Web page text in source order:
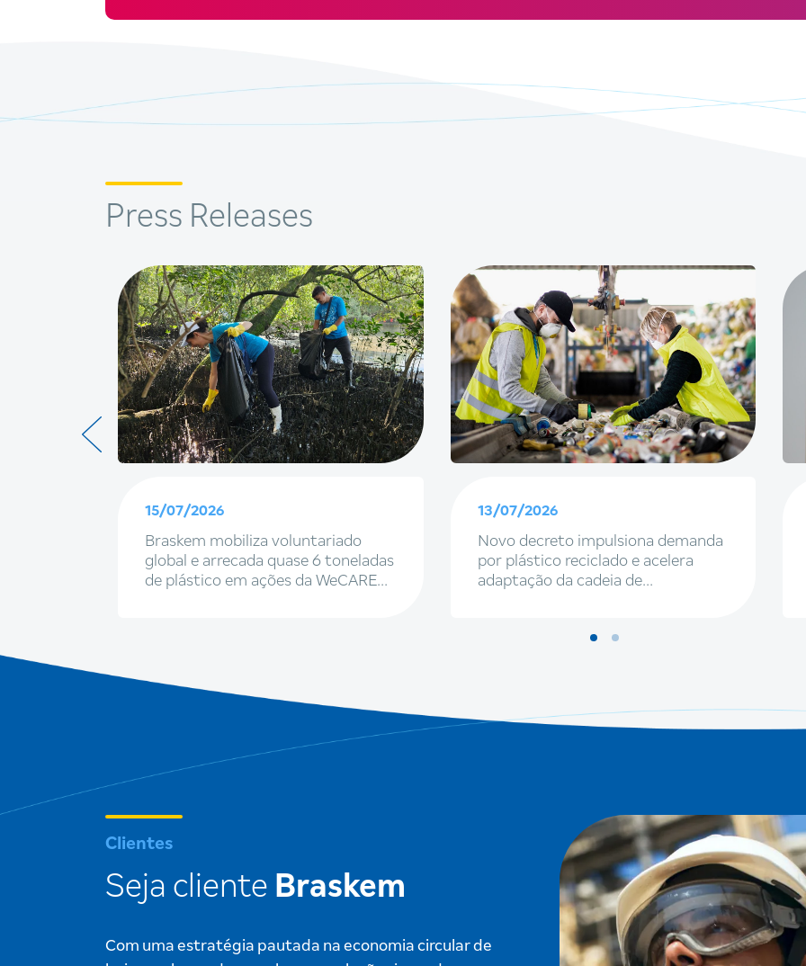
Press Releases
15/07/2026
Braskem mobiliza voluntariado
global e arrecada quase 6 toneladas
de plástico em ações da WeCARE
13/07/2026
Novo decreto impulsiona demanda
por plástico reciclado e acelera
adaptação da cadeia de
Clientes
Seja cliente Braskem
Com uma estratégia pautada na economia circular de